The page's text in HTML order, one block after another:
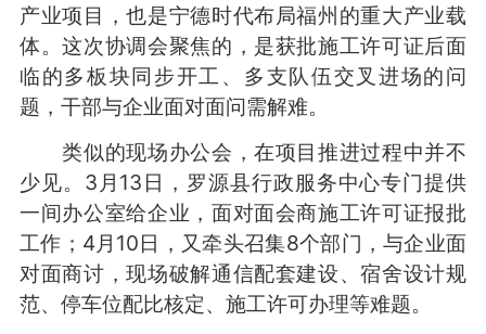
产业项目，也是宁德时代布局福州的重大产业载
体。这次协调会聚焦的，是获批施工许可证后面
临的多板块同步开工、多支队伍交叉进场的问
题，干部与企业面对面问需解难。
类似的现场办公会，在项目推进过程中并不
少见。3月13日，罗源县行政服务中心专门提供
一间办公室给企业，面对面会商施工许可证报批
工作；4月10日，又牵头召集8个部门，与企业面
对面商讨，现场破解通信配套建设、宿舍设计规
范、停车位配比核定、施工许可办理等难题。